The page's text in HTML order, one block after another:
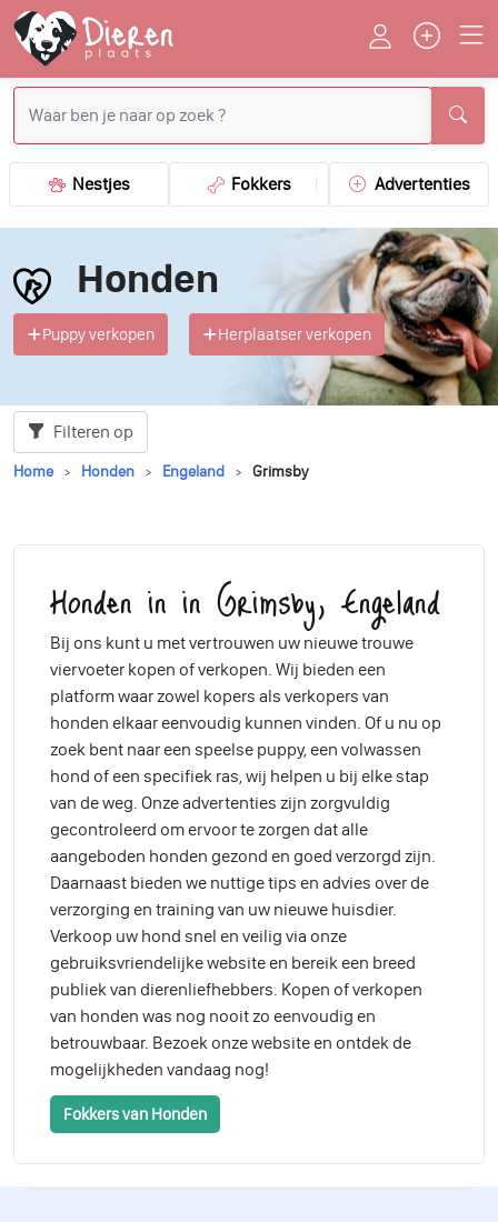
Nestjes Fokkers Advertenties
Honden
Puppy verkopen Herplaatser verkopen
Filteren op
Home Honden Engeland Grimsby
Honden in in Grimsby, Engeland
Bij ons kunt u met vertrouwen uw nieuwe trouwe
viervoeter kopen of verkopen. Wij bieden een
platform waar zowel kopers als verkopers van
honden elkaar eenvoudig kunnen vinden. Of u nu op
zoek bent naar een speelse puppy, een volwassen
hond of een specifiek ras, wij helpen u bij elke stap
van de weg. Onze advertenties zijn zorgvuldig
gecontroleerd om ervoor te zorgen dat alle
aangeboden honden gezond en goed verzorgd zijn.
Daarnaast bieden we nuttige tips en advies over de
verzorging en training van uw nieuwe huisdier.
Verkoop uw hond snel en veilig via onze
gebruiksvriendelijke website en bereik een breed
publiek van dierenliefhebbers. Kopen of verkopen
van honden was nog nooit zo eenvoudig en
betrouwbaar. Bezoek onze website en ontdek de
mogelijkheden vandaag nog!
Fokkers van Honden